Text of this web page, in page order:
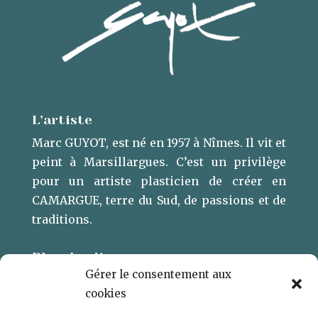
Gérer le consentement aux
cookies
L’artiste
Marc GUYOT, est né en 1957 à Nîmes. Il vit et
peint à Marsillargues. ​C’est un privilège
pour un artiste plasticien de créer en
CAMARGUE, terre du Sud, de passions et de
traditions.
Plan du site
L’ARTISTE